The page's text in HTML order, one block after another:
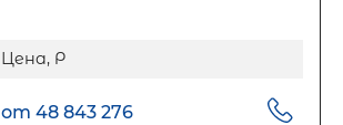
Цена, Р
от 48 843 276